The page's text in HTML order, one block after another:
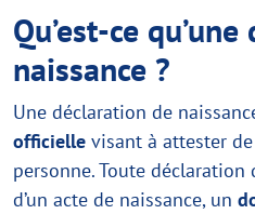
Qu’est-ce
naissance ?
Une déclaration de
officielle visant à attester de
personne. Toute déclaration
d’un acte de naissance, un